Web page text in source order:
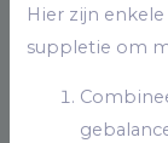
Hier zijn
suppletie om